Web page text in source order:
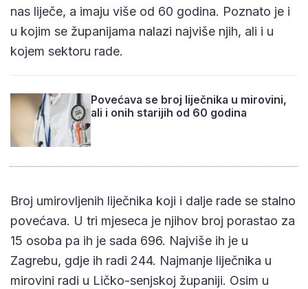
nas liječe, a imaju više od 60 godina. Poznato je i
u kojim se županijama nalazi najviše njih, ali i u
kojem sektoru rade.
Povećava se broj liječnika u mirovini,
ali i onih starijih od 60 godina
Broj umirovljenih liječnika koji i dalje rade se stalno
povećava. U tri mjeseca je njihov broj porastao za
15 osoba pa ih je sada 696. Najviše ih je u
Zagrebu, gdje ih radi 244. Najmanje liječnika u
mirovini radi u Ličko-senjskoj županiji. Osim u